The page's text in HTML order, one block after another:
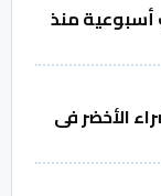
منذ
49.74 جنيه شراء الأخضر فى